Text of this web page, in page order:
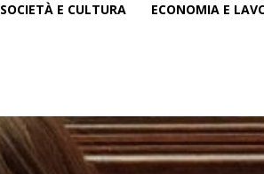
SOCIETÀ E CULTURA ECONOMIA E